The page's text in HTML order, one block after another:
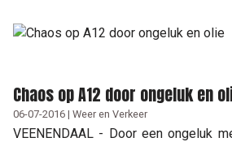
Chaos op A12 door ongeluk en
06-07-2016 | Weer en Verkeer
VEENENDAAL - Door een ongeluk